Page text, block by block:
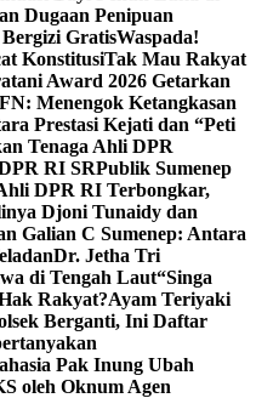
Dugaan Penipuan
GratisWaspada!
KonstitusiTak Mau Rakyat
Award 2026 Getarkan
Menengok Ketangkasan
Prestasi Kejati dan “Peti
Tenaga Ahli DPR
RI SRPublik Sumenep
DPR RI Terbongkar,
Djoni Tunaidy dan
Galian C Sumenep: Antara
Dr. Jetha Tri
di Tengah Laut“Singa
Rakyat?Ayam Teriyaki
Berganti, Ini Daftar
Pak Inung Ubah
oleh Oknum Agen